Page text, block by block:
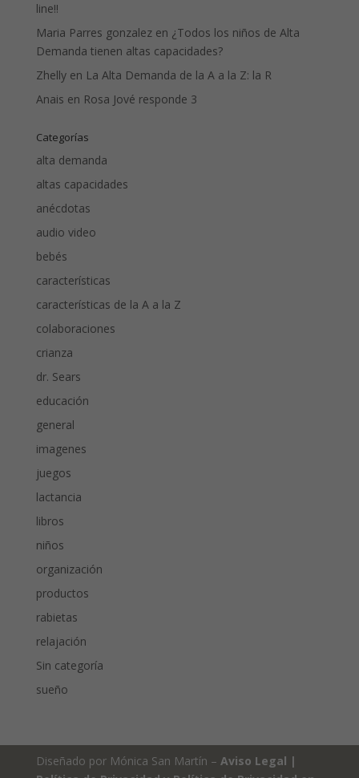
line!!
Maria Parres gonzalezen ¿Todos los niños de Alta
Demanda tienen altas capacidades?
Zhellyen La Alta Demanda de la A a la Z: la R
Anais en Rosa Jové responde 3
Categorías
alta demanda
altas capacidades
anécdotas
audio video
bebés
características
características de la A a la Z
colaboraciones
crianza
dr. Sears
educación
general
imagenes
juegos
lactancia
libros
niños
organización
productos
rabietas
relajación
Sin categoría
sueño
Diseñado por Mónica San Martín – Aviso Legal |